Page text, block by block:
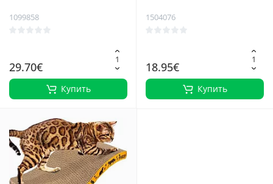
безопасная для мебели, центр
1099858
29.70€
Купить
1504076
18.95€
Купить